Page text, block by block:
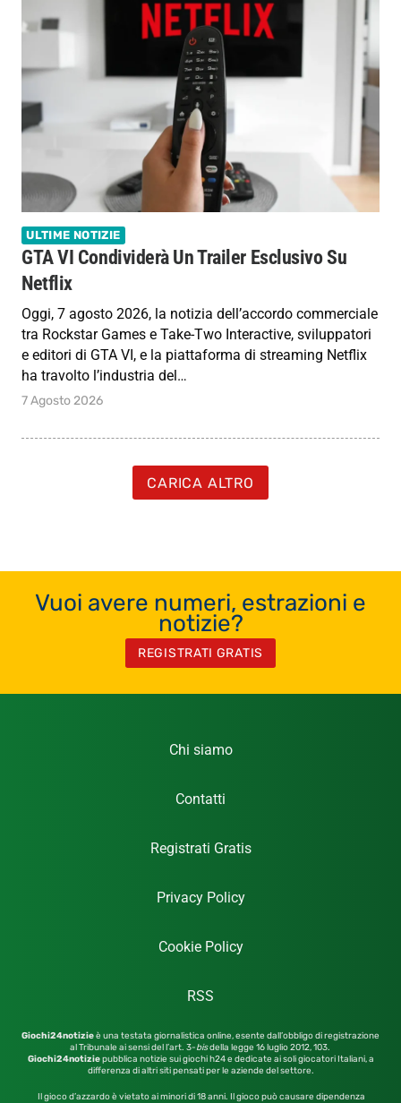
ULTIME NOTIZIE
GTA VI Condividerà Un Trailer Esclusivo Su
Netflix
Oggi, 7 agosto 2026, la notizia dell’accordo commerciale
tra Rockstar Games e Take-Two Interactive, sviluppatori
e editori di GTA VI, e la piattaforma di streaming Netflix
ha travolto l’industria del…
7 Agosto 2026
CARICA ALTRO
Vuoi avere numeri, estrazioni e
notizie?
REGISTRATI GRATIS
Chi siamo
Contatti
Registrati Gratis
Privacy Policy
Cookie Policy
RSS
Giochi24notizieè una testata giornalistica online, esente dall’obbligo di registrazione
al Tribunale ai sensi del l’art. 3-bisdella legge 16 luglio 2012,103.
Giochi24notiziepubblica notizie sui giochi h24 e dedicate ai soli giocatori Italiani, a
differenza di altri siti pensati per le aziende del settore.
Il gioco d’azzardo è vietato ai minori di 18 anni. Il gioco può causare dipendenza